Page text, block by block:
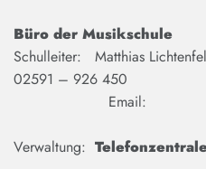
Büro der Musikschule
Schulleiter:
02591 – 926 450
Email:
Verwaltung: